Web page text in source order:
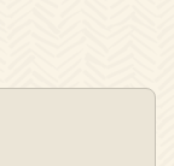
YOUTUBE
OP TIKTOK